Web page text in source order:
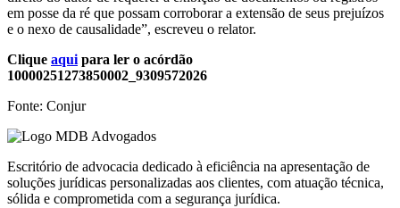
em posse da ré que possam corroborar a extensão de seus prejuízos
e o nexo de causalidade”, escreveu o relator.
Clique aqui para ler o acórdão
10000251273850002_9309572026
Fonte: Conjur
Escritório de advocacia dedicado à eficiência na apresentação de
soluções jurídicas personalizadas aos clientes, com atuação técnica,
sólida e comprometida com a segurança jurídica.